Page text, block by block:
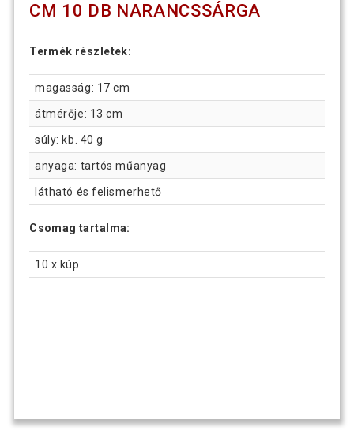
CM 10 DB NARANCSSÁRGA
Termék részletek:
magasság: 17 cm
átmérője: 13 cm
súly: kb. 40 g
anyaga: tartós műanyag
látható és felismerhető
Csomag tartalma:
10 x kúp